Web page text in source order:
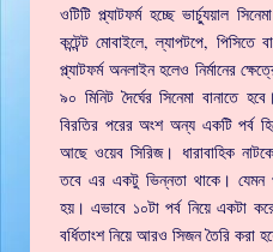
ওটিটি প্ল্যাটফর্ম হচ্ছে ভার্চ্যুয়াল
কন্টেন্ট মোবাইলে, ল্যাপটপে, পিসিতে
প্ল্যাটফর্ম অনলাইন হলেও নির্মানের
৯০ মিনিট দৈর্ঘের সিনেমা বানাতে
বিরতির পরের অংশ অন্য একটি পর্ব
আছে ওয়েব সিরিজ। ধারাবাহিক
তবে এর একটু ভিন্নতা থাকে। যেমন
হয়। এভাবে ১০টা পর্ব নিয়ে একটা
বর্ধিতাংশ নিয়ে আরও সিজন তৈরি করা